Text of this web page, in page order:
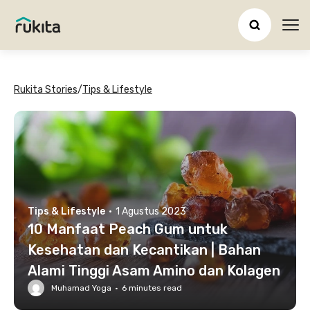
Rukita Stories/Tips & Lifestyle
Tips & Lifestyle · 1 Agustus 2023
10 Manfaat Peach Gum untuk
Kesehatan dan Kecantikan | Bahan
Alami Tinggi Asam Amino dan Kolagen
Muhamad Yoga · 6 minutes read